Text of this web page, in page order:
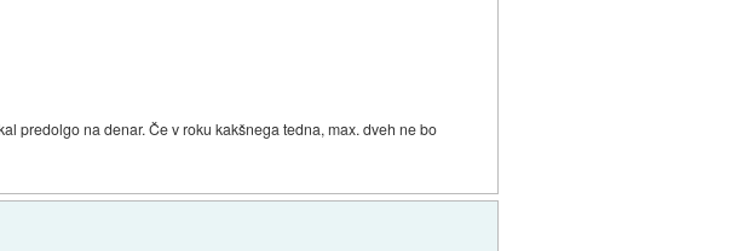
predolgo na denar. Če v roku kakšnega tedna, max. dveh ne bo